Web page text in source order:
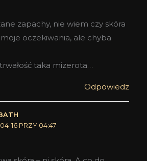
zapachy, nie wiem czy skóra
oczekiwania, ale chyba
taka mizerota…
Odpowiedz
16 PRZY 04:47